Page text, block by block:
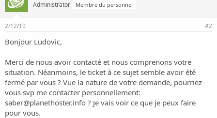
Administrator Membre du personnel
2/12/10 #2
Bonjour Ludovic,
Merci de nous avoir contacté et nous comprenons votre
situation. Néanmoins, le ticket à ce sujet semble avoir été
fermé par vous ? Vue la nature de votre demande, pourriez-
vous svp me contacter personnellement:
saber@planethoster.info ? Je vais voir ce que je peux faire
pour vous.